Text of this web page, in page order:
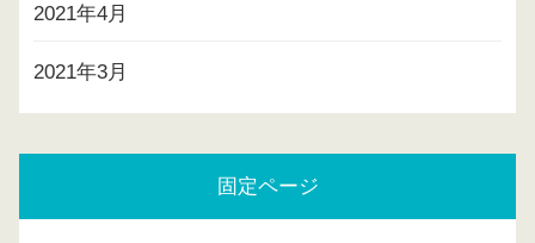
2021年4月
2021年3月
固定ページ